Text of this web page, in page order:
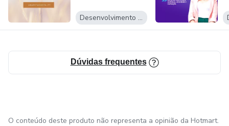
Desenvolvimento Pessoal
Dúvidas frequentes
O conteúdo deste produto não representa a opinião da Hotmart.